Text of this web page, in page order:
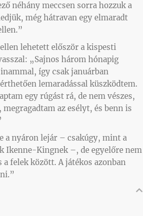
néhány meccsen sorra hozzuk a
még hátravan egy elmaradt
lehetett először a kispesti
„Sajnos három hónapig
így csak januárban
lemaradással küszködtem.
egy rúgást rá, de nem vészes,
az esélyt, és benn is
a nyáron lejár – csakúgy, mint a
Ikenne-Kingnek –, de egyelőre nem
a felek között. A játékos azonban